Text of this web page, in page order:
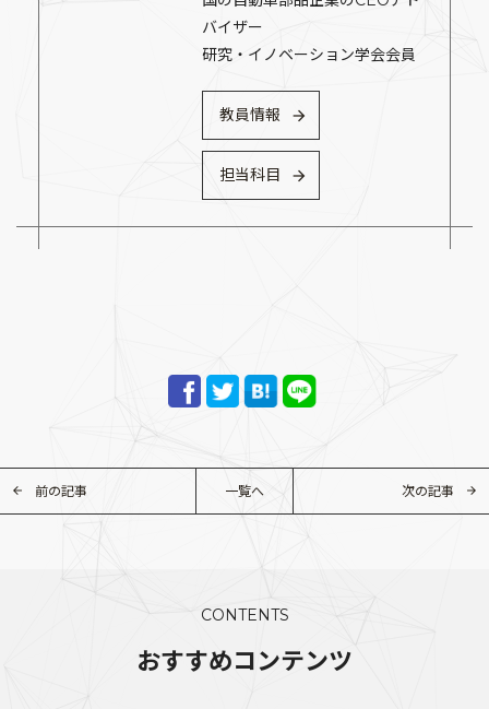
バイザー
研究・イノベーション学会会員
教員情報
担当科目
前の記事 一覧へ 次の記事
CONTENTS
おすすめコンテンツ